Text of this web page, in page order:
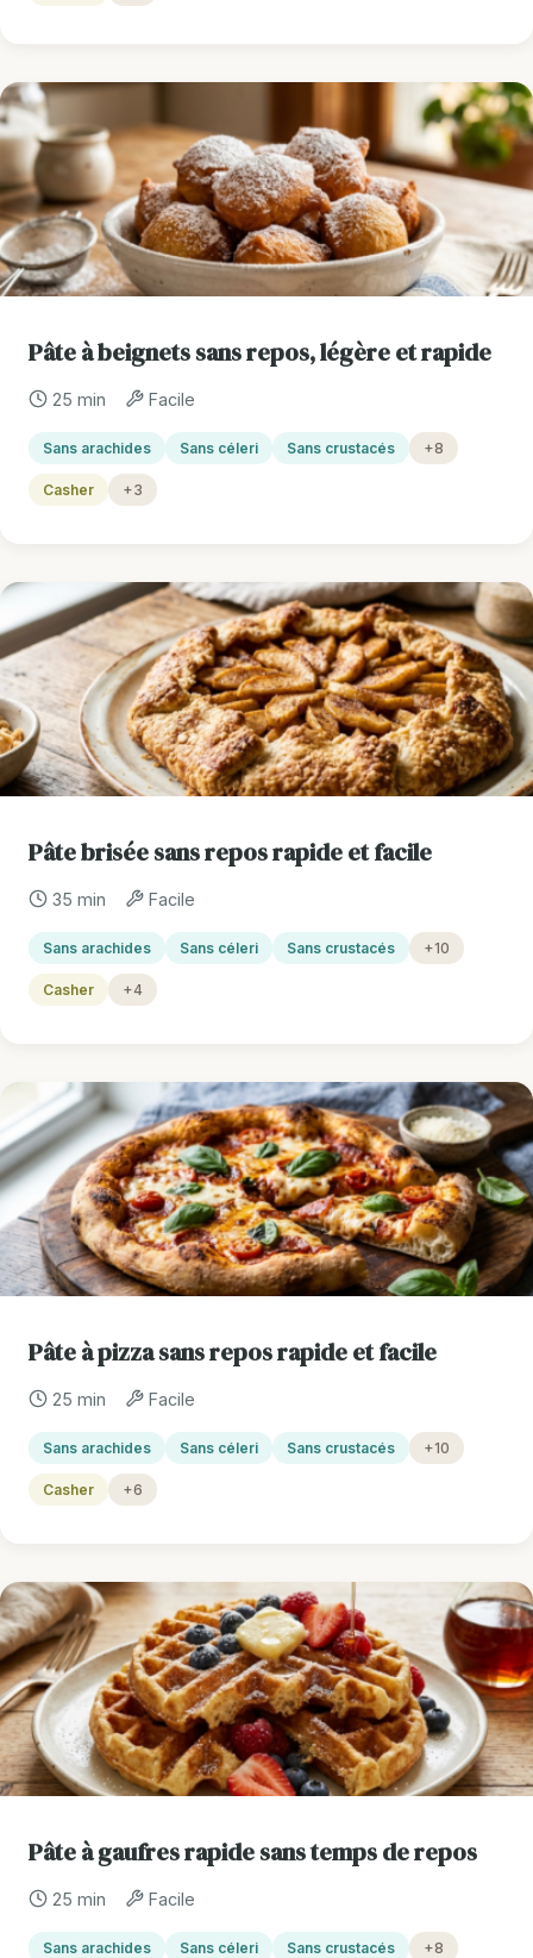
Pâte à beignets sans repos, légère et rapide
25 min Facile
Sans arachides Sans céleri Sans crustacés +8
Casher +3
Pâte brisée sans repos rapide et facile
35 min Facile
Sans arachides Sans céleri Sans crustacés +10
Casher +4
Pâte à pizza sans repos rapide et facile
25 min Facile
Sans arachides Sans céleri Sans crustacés +10
Casher +6
Pâte à gaufres rapide sans temps de repos
25 min Facile
Sans arachides Sans céleri Sans crustacés +8